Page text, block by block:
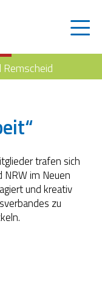
trafen sich
NRW im Neuen
und kreativ
zu